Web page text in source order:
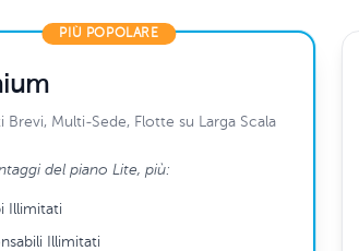
PIÙ POPOLARE
Brevi, Multi-Sede, Flotte su Larga Scala
del piano Lite, più:
Illimitati
Illimitati